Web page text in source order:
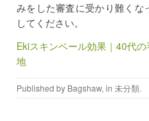
みをした審査に受かり難く
してください。
Ekiスキンベール効果｜40代
地
Published by Bagshaw, in 未分類.